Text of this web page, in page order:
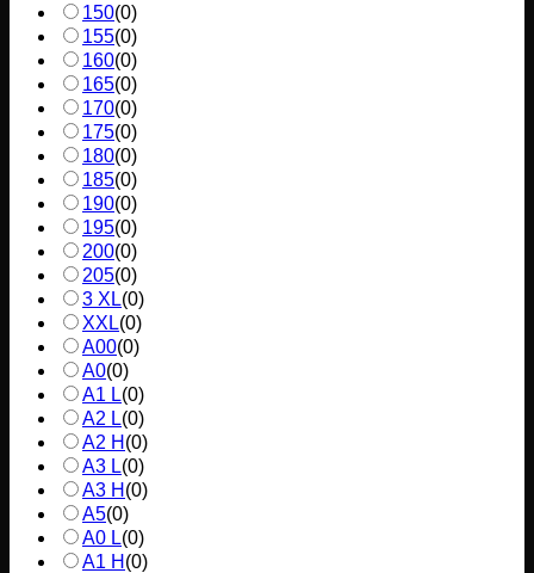
150(0)
155(0)
160(0)
165(0)
170(0)
175(0)
180(0)
185(0)
190(0)
195(0)
200(0)
205(0)
3 XL(0)
XXL(0)
A00(0)
A0(0)
A1 L(0)
A2 L(0)
A2 H (0)
A3 L(0)
A3 H (0)
A5(0)
A0 L(0)
A1 H (0)